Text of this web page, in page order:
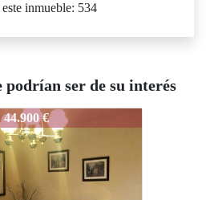
inmueble: 534
podrían ser de su interés
€ 60.000 €